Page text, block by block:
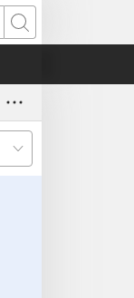
Fittex